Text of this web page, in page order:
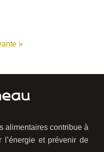
»
alimentaires contribue à
l’énergie et prévenir de